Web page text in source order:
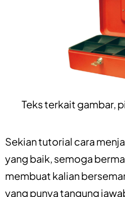
Teks terkait gambar,
Sekian tutorial cara
yang baik, semoga
membuat kalian
yang punya tangung